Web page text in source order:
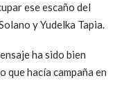
ese escaño del
y Yudelka Tapia.
ha sido bien
que hacía campaña en